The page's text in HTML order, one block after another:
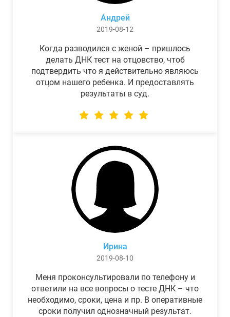
Андрей
2019-08-12
Когда разводился с женой – пришлось
делать ДНК тест на отцовство, чтоб
подтвердить что я действительно являюсь
отцом нашего ребенка. И предоставлять
результаты в суд.
Ирина
2019-08-10
Меня проконсультировали по телефону и
ответили на все вопросы о тесте ДНК – что
необходимо, сроки, цена и пр. В оперативные
сроки получил однозначный результат.